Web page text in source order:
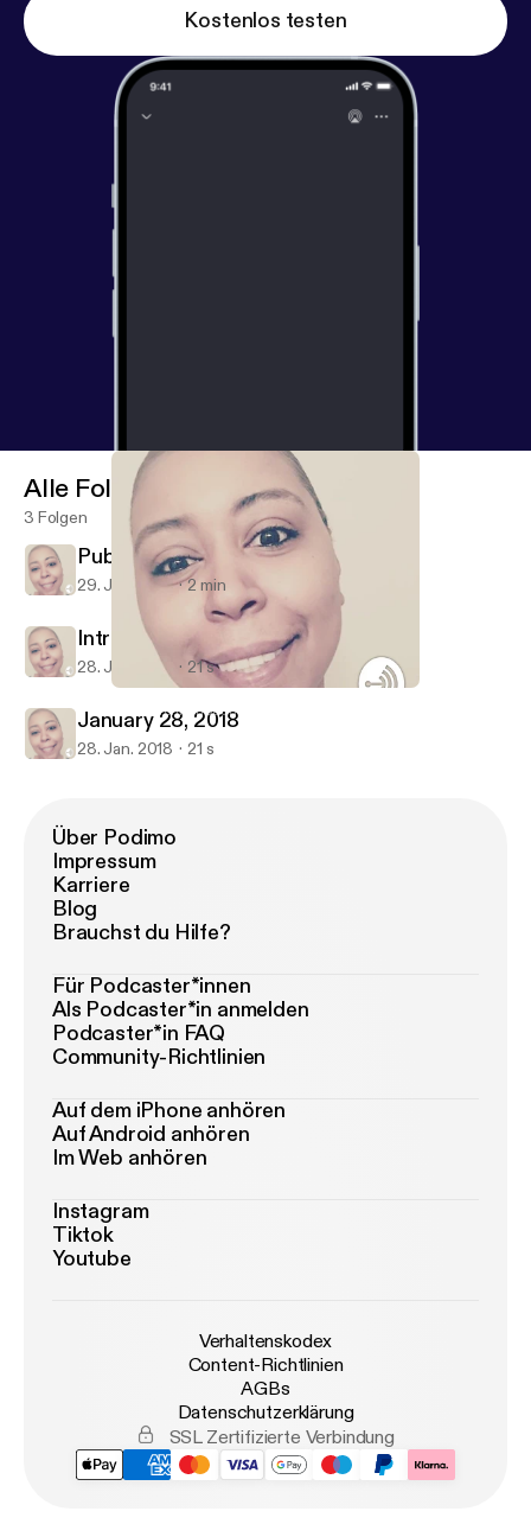
Kostenlos testen
Honey Tennanbaum
Alle Folgen
3 Folgen
Public School
29. Jan. 2018 2 min
Intro
28. Jan. 2018 21 s
January 28, 2018
28. Jan. 2018 21 s
Über Podimo
Impressum
Karriere
Blog
Brauchst du Hilfe?
Für Podcaster*innen
Als Podcaster*in anmelden
Podcaster*in FAQ
Community-Richtlinien
Auf dem iPhone anhören
Auf Android anhören
Im Web anhören
Instagram
Tiktok
Youtube
Verhaltenskodex
Content-Richtlinien
AGBs
Datenschutzerklärung
SSL Zertifizierte Verbindung